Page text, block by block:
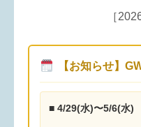
［
【お知らせ】
■ 4/29(水)〜5/6(水)